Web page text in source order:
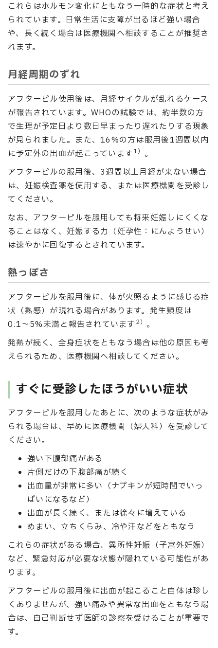
これらはホルモン変化にともなう一時的な症状と考え
られています。日常生活に支障が出るほど強い場合
や、長く続く場合は医療機関へ相談することが推奨さ
れます。
月経周期のずれ
アフターピル使用後は、月経サイクルが乱れるケース
が報告されています。WHOの試験では、約半数の方
で生理が予定日より数日早まったり遅れたりする現象
が見られました。また、16%の方は服用後1週間以内
に予定外の出血が起こっています1） 。
アフターピルの服用後、3週間以上月経が来ない場合
は、妊娠検査薬を使用する、または医療機関を受診し
てください。
なお、アフターピルを服用しても将来妊娠しにくくな
ることはなく、妊娠する力（妊孕性：にんようせい）
は速やかに回復するとされています。
熱っぽさ
アフターピルを服用後に、体が火照るように感じる症
状（熱感）が現れる場合があります。発生頻度は
0.1〜5%未満と報告されています 2） 。
発熱が続く、全身症状をともなう場合は他の原因も考
えられるため、医療機関へ相談してください。
すぐに受診したほうがいい症状
アフターピルを服用したあとに、次のような症状がみ
られる場合は、早めに医療機関（婦人科）を受診して
ください。
強い下腹部痛がある
片側だけの下腹部痛が続く
出血量が非常に多い（ナプキンが短時間でいっ
ぱいになるなど）
出血が長く続く、または徐々に増えている
めまい、立ちくらみ、冷や汗などをともなう
これらの症状がある場合、異所性妊娠（子宮外妊娠）
など、緊急対応が必要な状態が隠れている可能性があ
ります。
アフターピルの服用後に出血が起こること自体は珍し
くありませんが、強い痛みや異常な出血をともなう場
合は、自己判断せず医師の診察を受けることが重要で
す。